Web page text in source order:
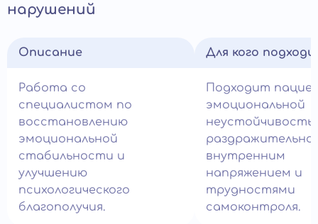
нарушений
Описание
Работа со
специалистом по
восстановлению
эмоциональной
стабильности и
улучшению
психологического
благополучия.
Для кого
Подходит
эмоциональной
внутренним
напряжением и
трудностями
самоконтроля.